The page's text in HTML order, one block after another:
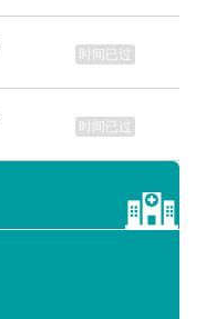
时间已过
时间已过